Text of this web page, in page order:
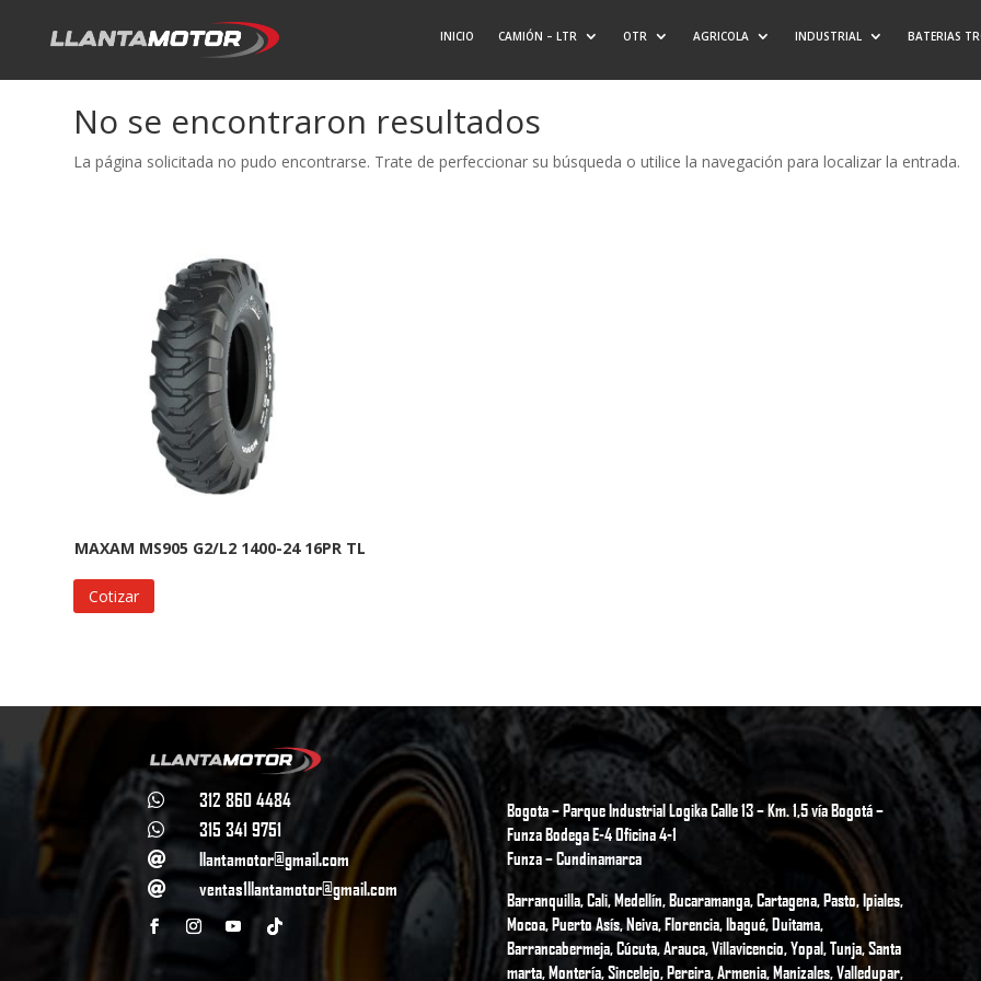
INICIO CAMIÓN – LTR OTR AGRICOLA INDUSTRIAL BATERIAS
No se encontraron resultados
La página solicitada no pudo encontrarse. Trate de perfeccionar su búsqueda o utilice la navegación para localizar la entrada.
MAXAM MS905 G2/L2 1400-24 16PR TL
Cotizar
 312 860 4484
 315 341 9751
 llantamotor@gmail.com
 ventas1llantamotor@gmail.com
Bogota – Parque Industrial Logika Calle 13 – Km. 1,5 vía Bogotá –
Funza Bodega E-4 Oficina 4-1
Funza – Cundinamarca
Barranquilla, Cali, Medellín, Bucaramanga, Cartagena, Pasto, Ipiales,
Mocoa, Puerto Asís, Neiva, Florencia, Ibagué, Duitama,
Barrancabermeja, Cúcuta, Arauca, Villavicencio, Yopal, Tunja, Santa
marta, Montería, Sincelejo, Pereira, Armenia, Manizales, Valledupar,